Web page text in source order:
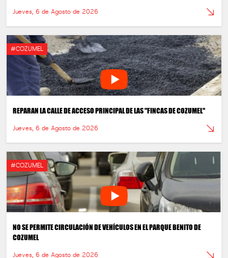
Jueves, 6 de Agosto de 2026
#COZUMEL
REPARAN LA CALLE DE ACCESO PRINCIPAL DE LAS "FINCAS DE COZUMEL"
Jueves, 6 de Agosto de 2026
#COZUMEL
NO SE PERMITE CIRCULACIÓN DE VEHÍCULOS EN EL PARQUE BENITO DE
COZUMEL
Jueves, 6 de Agosto de 2026